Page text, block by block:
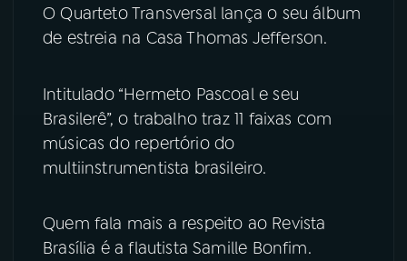
06VIDEOCASTS
07 ÚLTIMAS
08FESTIVAL DE MÚSICA
YouTube Facebook
O Quarteto Transversal lança o seu álbum
de estreia na Casa Thomas Jefferson.
Intitulado “Hermeto Pascoal e seu
Brasilerê”, o trabalho traz 11 faixas com
músicas do repertório do
multiinstrumentista brasileiro.
Quem fala mais a respeito ao Revista
Brasília é a flautista Samille Bonfim.